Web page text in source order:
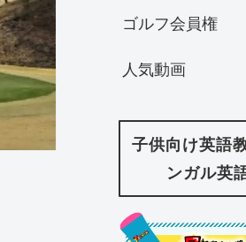
ゴルフ会員権
人気動画
子供向け英語
ンガル英